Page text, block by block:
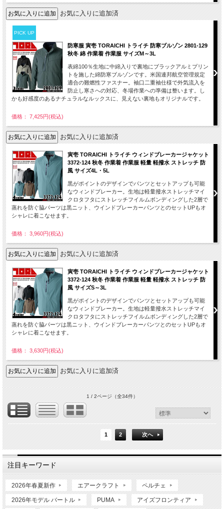
お気に入りに追加済
PICK UP
防寒服 寅壱 TORAICHI トライチ 防寒ブルゾン 2801-129
秋冬 綿 作業着 作業服 サイズM～3L
表綿100％生地に中綿入りで裏地にブラックアルミプリン
トを施した綿防寒ブルゾンです。米国連邦航空管理規定
適合の難燃性ファスナー。袖口二重袖仕様で外気流入を
防止し寒さへの対応、冬場作業への準備は整います。し
かも好感度のあるナチュラルなルックスに、見えない裏地もオリジナルです。
価格： 7,425円(税込)
お気に入りに追加済
寅壱 TORAICHI トライチ ウィンドブレーカージャケット
3372-124 秋冬 作業着 作業服 軽量 軽撥水 ストレッチ 防
風 サイズ4L・5L
黒がポイントのデザインでパンツとセットアップも可能
なウィンドブレーカー。生地は軽量撥水ストレッチマイ
クロタフタにストレッチフイルムボンディングした2層で
蒸れを防ぐ脇パーツは黒ニット、ウインドブレーカーパンツとのセットUPもオ
シャレに着こなせます。
価格： 3,960円(税込)
お気に入りに追加済
寅壱 TORAICHI トライチ ウィンドブレーカージャケット
3372-124 秋冬 作業着 作業服 軽量 軽撥水 ストレッチ 防
風 サイズS～3L
黒がポイントのデザインでパンツとセットアップも可能
なウィンドブレーカー。生地は軽量撥水ストレッチマイ
クロタフタにストレッチフイルムボンディングした2層で
蒸れを防ぐ脇パーツは黒ニット、ウインドブレーカーパンツとのセットUPもオ
シャレに着こなせます。
価格： 3,630円(税込)
お気に入りに追加済
1 / 2ページ（全34件）
1 2 次へ
注目キーワード
2026年春夏新作 エアークラフト ペルチェ
2026年モデル バートル PUMA アイズフロンティア